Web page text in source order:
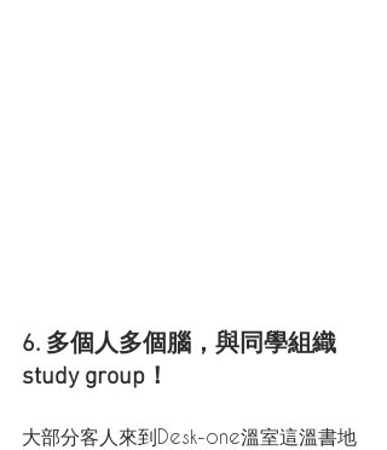
6. 多個人多個腦，與同學組織
study group！
大部分客人來到Desk-one溫室這溫書地